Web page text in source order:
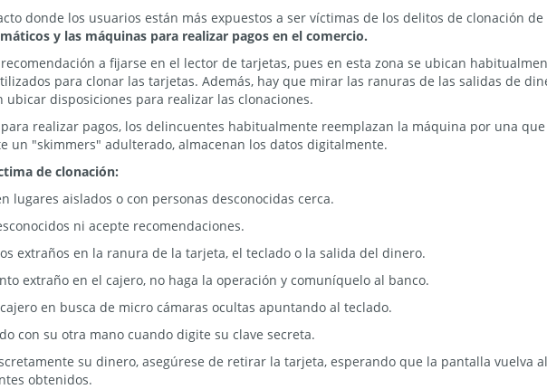
donde los usuarios están más expuestos a ser víctimas de los delitos de clonación
y las máquinas para realizar pagos en el comercio.
a fijarse en el lector de tarjetas, pues en esta zona se ubican
para clonar las tarjetas. Además, hay que mirar las ranuras de las salidas de
disposiciones para realizar las clonaciones.
realizar pagos, los delincuentes habitualmente reemplazan la máquina por una
un "skimmers" adulterado, almacenan los datos digitalmente.
de clonación:
lugares aislados o con personas desconocidas cerca.
ni acepte recomendaciones.
extraños en la ranura de la tarjeta, el teclado o la salida del dinero.
extraño en el cajero, no haga la operación y comuníquelo al banco.
en busca de micro cámaras ocultas apuntando al teclado.
con su otra mano cuando digite su clave secreta.
su dinero, asegúrese de retirar la tarjeta, esperando que la pantalla vuelva
obtenidos.